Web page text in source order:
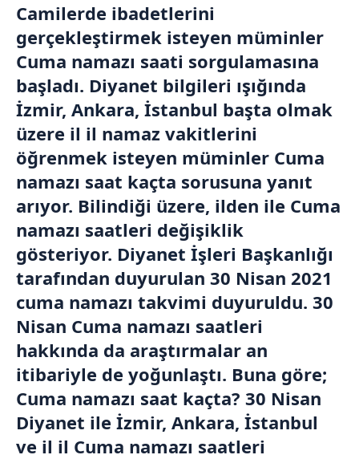
Camilerde ibadetlerini
gerçekleştirmek isteyen müminler
Cuma namazı saati sorgulamasına
başladı. Diyanet bilgileri ışığında
İzmir, Ankara, İstanbul başta olmak
üzere il il namaz vakitlerini
öğrenmek isteyen müminler Cuma
namazı saat kaçta sorusuna yanıt
arıyor. Bilindiği üzere, ilden ile Cuma
namazı saatleri değişiklik
gösteriyor. Diyanet İşleri Başkanlığı
tarafından duyurulan 30 Nisan 2021
cuma namazı takvimi duyuruldu. 30
Nisan Cuma namazı saatleri
hakkında da araştırmalar an
itibariyle de yoğunlaştı. Buna göre;
Cuma namazı saat kaçta? 30 Nisan
Diyanet ile İzmir, Ankara, İstanbul
ve il il Cuma namazı saatleri